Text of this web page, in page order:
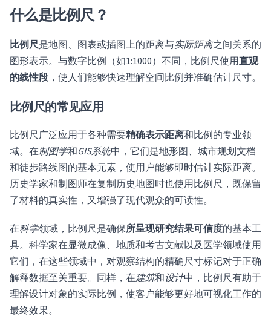
什么是比例尺？
比例尺是地图、图表或插图上的距离与实际距离之间关系的
图形表示。与数字比例（如1:1000）不同，比例尺使用直观
的线性段，使人们能够快速理解空间比例并准确估计尺寸。
比例尺的常见应用
比例尺广泛应用于各种需要精确表示距离和比例的专业领
域。在制图学和GIS系统中，它们是地形图、城市规划文档
和徒步路线图的基本元素，使用户能够即时估计实际距离。
历史学家和制图师在复制历史地图时也使用比例尺，既保留
了材料的真实性，又增强了现代观众的可读性。
在科学领域，比例尺是确保所呈现研究结果可信度的基本工
具。科学家在显微成像、地质和考古文献以及医学领域使用
它们，在这些领域中，对观察结构的精确尺寸标记对于正确
解释数据至关重要。同样，在建筑和设计中，比例尺有助于
理解设计对象的实际比例，使客户能够更好地可视化工作的
最终效果。